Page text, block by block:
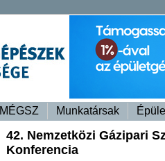
MÉGSZ Munkatársak
42. Nemzetközi Gázipari
Konferencia